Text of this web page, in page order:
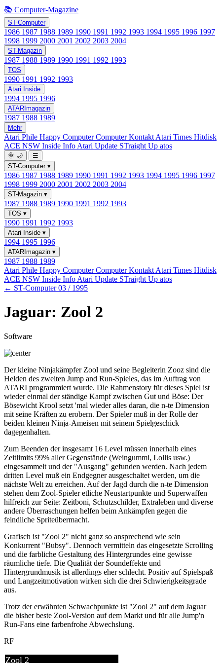
📚 Computer-Magazine
ST-Computer
1986 1987 1988 1989 1990 1991 1992 1993 1994 1995 1996 1997
1998 1999 2000 2001 2002 2003 2004
ST-Magazin
1987 1988 1989 1990 1991 1992 1993
TOS
1990 1991 1992 1993
Atari Inside
1994 1995 1996
ATARImagazin
1987 1988 1989
Mehr
Atari Phile Happy ComputerComputer Kontakt Atari Times Hitdisk
ACE NSW Inside Info Atari Update STraight Up atos
🌞 🌙
☰
ST-Computer ▾
1986 1987 1988 1989 1990 1991 1992 1993 1994 1995 1996 1997
1998 1999 2000 2001 2002 2003 2004
ST-Magazin ▾
1987 1988 1989 1990 1991 1992 1993
TOS ▾
1990 1991 1992 1993
Atari Inside ▾
1994 1995 1996
ATARImagazin ▾
1987 1988 1989
Atari Phile Happy ComputerComputer Kontakt Atari Times Hitdisk
ACE NSW Inside Info Atari Update STraight Up atos
← ST-Computer 03 / 1995
Jaguar: Zool 2
Software
Der kleine Ninjakämpfer Zool und seine Begleiterin Zooz sind die
Helden des zweiten Jump and Run-Spieles, das im Auftrag von
ATARI programmiert wurde. Die Rahmenstory für dieses Spiel ist
wieder einmal der ständige Kampf zwischen Gut und Böse: Der
Bösewicht Krool setzt 'mal wieder alles daran, die n-te Dimension
mit seine Kräften zu erobern. Der Spieler muß in der Rolle der
beiden kleinen Ninja-Ameisen mit seinem Spielgeschick
dagegenhalten.
Zum Beenden der insgesamt 16 Level müssen innerhalb eines
Zeitlimits 99% aller Gegenstände (Weingummi, Lollis usw.)
eingesammelt und der "Ausgang" gefunden werden. Nach jedem
dritten Level muß ein Endgegner ausgeschaltet werden, um die
nächste Welt zu erreichen. Auf der Jagd durch die n-te Dimension
stehen dem Zool-Spieler etliche Neustartpunkte und Superwaffen
hilfreich zur Seite: Zeitboni, Schutzschilder, Extraleben und diverse
andere Überraschungen helfen beim Ankämpfen gegen die
feindliche Spriteübermacht.
Grafisch ist "Zool 2" nicht ganz so ansprechend wie sein
Konkurrent "Bubsy". Dennoch vermitteln das eingesetzte Scrolling
und die farbliche Gestaltung des Hintergrundes eine gewisse
räumliche tiefe. Die Qualität der Soundeffekte und
Hintergrundmusik ist allerdings eher schlecht. Positiv auf Spielspaß
und Langzeitmotivation wirken sich die drei Schwierigkeitsgrade
aus.
Trotz der erwähnten Schwachpunkte ist "Zool 2" auf dem Jaguar
die bisher beste Zool-Version auf dem Markt und für alle Jump'n
Run-Fans eine farbenfrohe Abwechslung.
RF
Zool 2